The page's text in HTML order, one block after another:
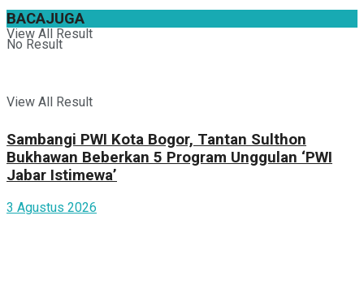
No Result
View All Result
View All Result
BACAJUGA
Sambangi PWI Kota Bogor, Tantan Sulthon
Bukhawan Beberkan 5 Program Unggulan ‘PWI
Jabar Istimewa’
3 Agustus 2026